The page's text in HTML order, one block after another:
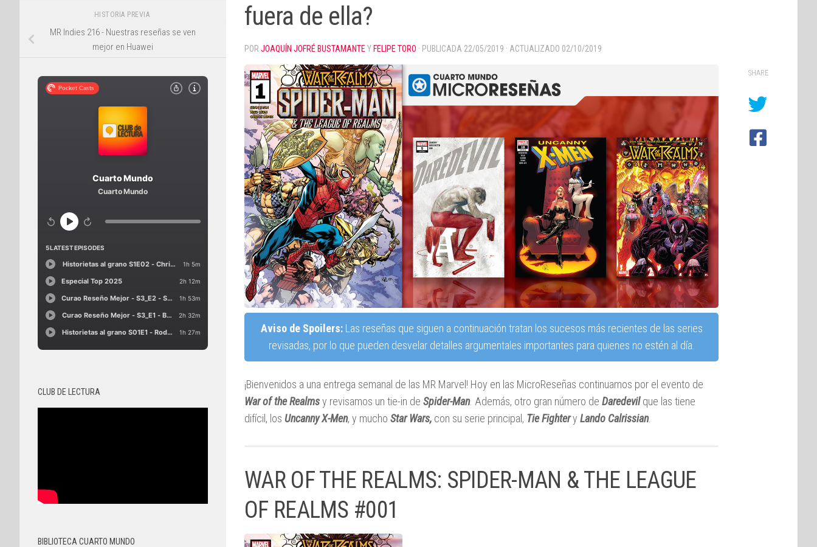
fuera de ella?
POR JOAQUÍN JOFRÉ BUSTAMANTE Y FELIPE TORO · PUBLICADA 22/05/2019 · ACTUALIZADO 02/10/2019
Aviso de Spoilers:Las reseñas que siguen a continuación tratan los sucesos más recientes de las series
revisadas, por lo que pueden desvelar detalles argumentales importantes para quienes no estén al día.
¡Bienvenidos a una entrega semanal de las MR Marvel! Hoy en las MicroReseñas continuamos por el evento de
War of the Realmsy revisamos un tie-in de Spider-Man. Además, otro gran número de Daredevil que las tiene
difícil, los Uncanny X-Men, y mucho Star Wars, con su serie principal, Tie Fightery Lando Calrissian.
WAR OF THE REALMS: SPIDER-MAN & THE LEAGUE
OF REALMS #001
SHARE
HISTORIA PREVIA
MR Indies 216 - Nuestras reseñas se ven
mejor en Huawei
CLUB DE LECTURA
BIBLIOTECA CUARTO MUNDO